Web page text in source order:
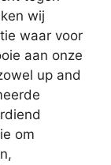
wij
waar voor
aan onze
up and
om